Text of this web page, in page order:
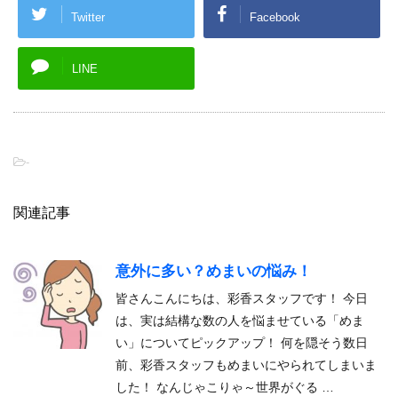
Twitter Facebook
LINE
-
関連記事
意外に多い？めまいの悩み！
皆さんこんにちは、彩香スタッフです！ 今日
は、実は結構な数の人を悩ませている「めま
い」についてピックアップ！ 何を隠そう数日
前、彩香スタッフもめまいにやられてしまいま
した！ なんじゃこりゃ～世界がぐる …